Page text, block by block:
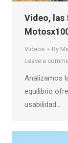
Video, las
Videos By
Leave a
Analizamos
equilibrio
usabilidad…